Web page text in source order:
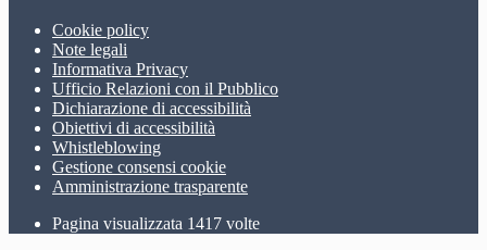
Cookie policy
Note legali
Informativa Privacy
Ufficio Relazioni con il Pubblico
Dichiarazione di accessibilità
Obiettivi di accessibilità
Whistleblowing
Gestione consensi cookie
Amministrazione trasparente
Pagina visualizzata 1417 volte